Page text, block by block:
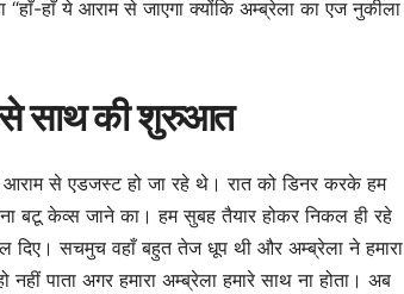
हाँ ये आराम से जाएगा क्योंकि अम्ब्रेला का एज नुकीला
से साथ की शुरुआत
से एडजस्ट हो जा रहे थे। रात को डिनर करके हम
बटू केव्स जाने का। हम सुबह तैयार होकर निकल ही रहे
सचमुच वहाँ बहुत तेज धूप थी और अम्ब्रेला ने हमारा
पाता अगर हमारा अम्ब्रेला हमारे साथ ना होता। अब